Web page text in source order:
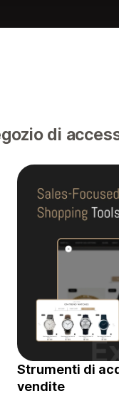
di
Strumenti di
vendite